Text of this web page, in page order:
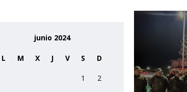
junio 2024
L M X J V S D
1
2